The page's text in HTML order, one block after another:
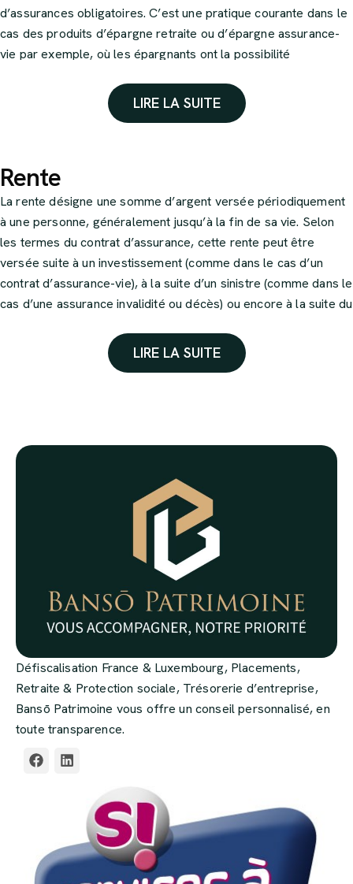
d’assurances obligatoires. C’est une pratique courante dans le
cas des produits d’épargne retraite ou d’épargne assurance-
vie par exemple, où les épargnants ont la possibilité
versements supplémentaires à leur convenance.
LIRE LA SUITE
Rente
La rente désigne une somme d’argent versée périodiquement
à une personne, généralement jusqu’à la fin de sa vie. Selon
les termes du contrat d’assurance, cette rente peut être
versée suite à un investissement (comme dans le cas d’un
contrat d’assurance-vie), à la suite d’un sinistre (comme dans le
cas d’une assurance invalidité ou décès) ou encore à la suite du
LIRE LA SUITE
Défiscalisation France & Luxembourg, Placements,
Retraite & Protection sociale, Trésorerie d’entreprise,
Bansō Patrimoine vous offre un conseil personnalisé, en
toute transparence.